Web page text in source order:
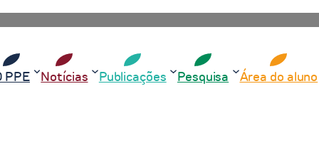
PPE Notícias Publicações Pesquisa Área do aluno